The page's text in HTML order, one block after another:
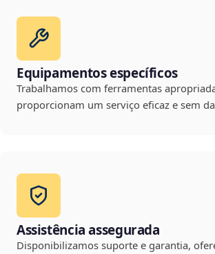
Equipamentos específicos
Trabalhamos com ferramentas
proporcionam um serviço eficaz e sem
Assistência assegurada
Disponibilizamos suporte e garantia,